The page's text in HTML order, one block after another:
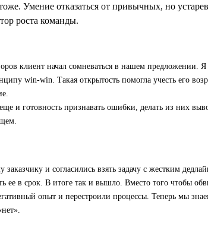
Умение отказаться от привычных, но
роста команды.
клиент начал сомневаться в нашем предложении. Я
win-win. Такая открытость помогла учесть его
и готовность признавать ошибки, делать из них
и согласились взять задачу с жестким
ее в срок. В итоге так и вышло. Вместо того чтобы
опыт и перестроили процессы. Теперь мы